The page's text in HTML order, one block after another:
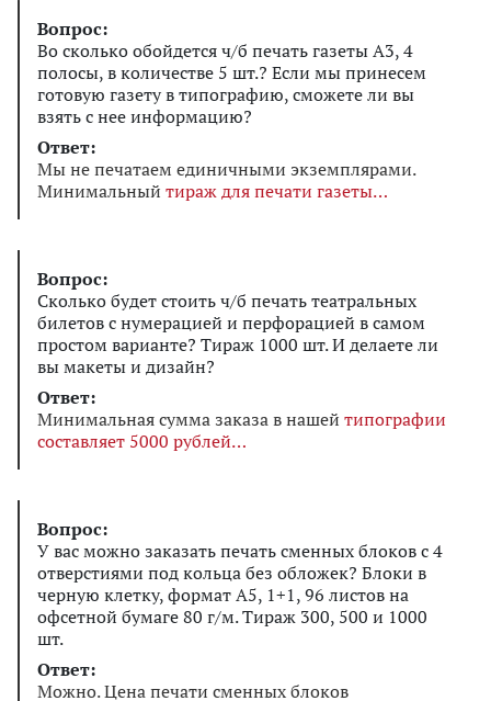
Вопрос:
Во сколько обойдется ч/б печать газеты А3, 4
полосы, в количестве 5 шт.? Если мы принесем
готовую газету в типографию, сможете ли вы
взять с нее информацию?
Ответ:
Мы не печатаем единичными экземплярами.
Минимальный тираж для печати газеты
Вопрос:
Сколько будет стоить ч/б печать театральных
билетов с нумерацией и перфорацией в самом
простом варианте? Тираж 1000 шт. И делаете ли
вы макеты и дизайн?
Ответ:
Минимальная сумма заказа в нашей типографии
составляет 5000 рублей
Вопрос:
У вас можно заказать печать сменных блоков с 4
отверстиями под кольца без обложек? Блоки в
черную клетку, формат А5, 1+1, 96 листов на
офсетной бумаге 80 г/м. Тираж 300, 500 и 1000
шт.
Ответ:
Можно. Цена печати сменных блоков